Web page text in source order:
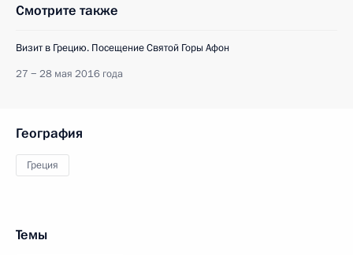
Смотрите также
Визит в Грецию. Посещение Святой Горы Афон
27 − 28 мая 2016 года
География
Греция
Темы